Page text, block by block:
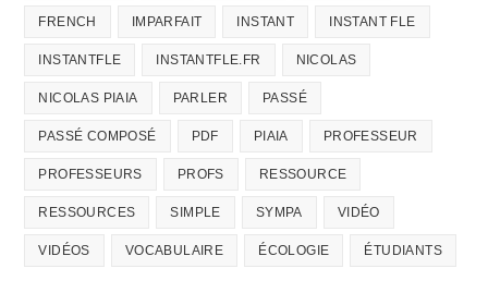
FRENCH IMPARFAIT INSTANT INSTANT FLE
INSTANTFLE INSTANTFLE.FR NICOLAS
NICOLAS PIAIA PARLER PASSÉ
PASSÉ COMPOSÉ PDF PIAIA PROFESSEUR
PROFESSEURS PROFS RESSOURCE
RESSOURCES SIMPLE SYMPA VIDÉO
VIDÉOS VOCABULAIRE ÉCOLOGIE ÉTUDIANTS